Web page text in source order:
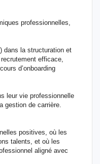
professionnelles,
dans la structuration et
efficace,
d’onboarding
leur vie professionnelle
gestion de carrière.
positives, où les
talents, et où les
aligné avec